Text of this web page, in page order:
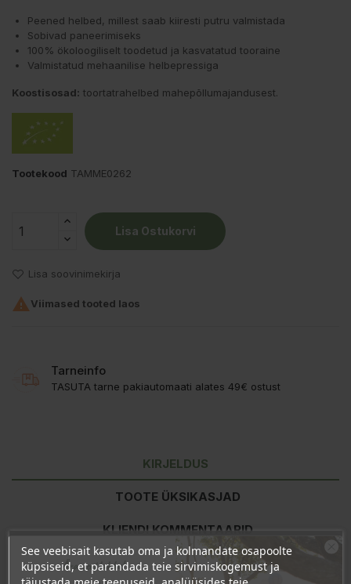
Peened helbed, millest saab kiiresti putru valmistada
Sobivad paneerimiseks
100% ökoloogiliselt toodetud ja kasvatatud tooraine
Valmistatud mehaanilise helbepressiga
Koostisosad: toortatrahelbed mahepõllumajandusest.
Tootekood TAMME0262
Lisa Ostukorvi
Lisa soovinimekirja
 Viimased tooted laos
Tarneinfo
TASUTA tarne pakiautomaati alates 49€ ostust
KIRJELDUS
TOOTE ÜKSIKASJAD
KLIENDI KOMMENTAARID
See veebisait kasutab oma ja kolmandate osapoolte
küpsiseid, et parandada teie sirvimiskogemust ja
Ära veel lahku!